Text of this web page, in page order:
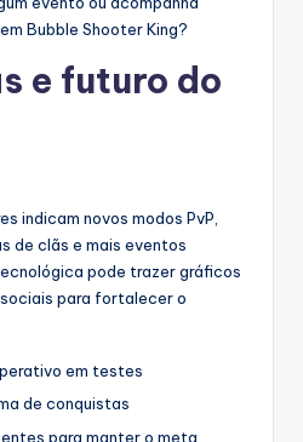
Bubble Shooter King?
e futuro do
indicam novos modos PvP,
de clãs e mais eventos
pode trazer gráficos
para fortalecer o
em testes
de conquistas
para manter o meta